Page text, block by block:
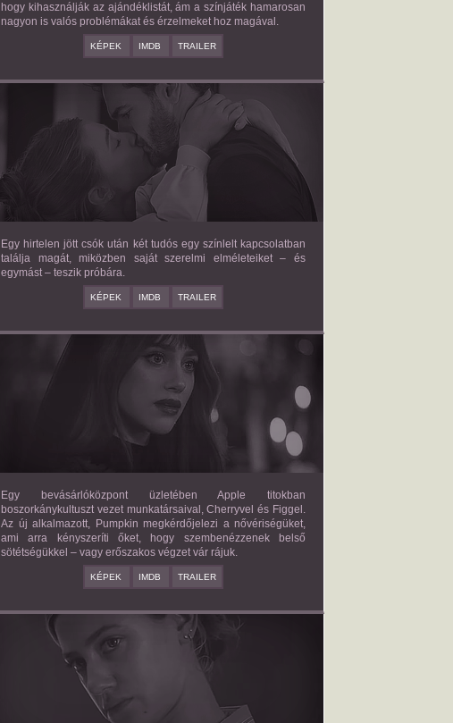
hogy kihasználják az ajándéklistát, ám a színjáték hamarosan
nagyon is valós problémákat és érzelmeket hoz magával.
KÉPEK IMDB TRAILER
THE LOVE HYPOTHESIS
2026/09/23
OLIVE SMITH
Egy hirtelen jött csók után két tudós egy színlelt kapcsolatban
találja magát, miközben saját szerelmi elméleteiket – és
egymást – teszik próbára.
KÉPEK IMDB TRAILER
FORBIDDEN FRUITS
2026/03/27
APPLE
Egy bevásárlóközpont üzletében Apple titokban
boszorkánykultuszt vezet munkatársaival, Cherryvel és Figgel.
Az új alkalmazott, Pumpkin megkérdőjelezi a nővériségüket,
ami arra kényszeríti őket, hogy szembenézzenek belső
sötétségükkel – vagy erőszakos végzet vár rájuk.
KÉPEK IMDB TRAILER
AMERICAN SWEATSHOP
DAISY MORIARTY